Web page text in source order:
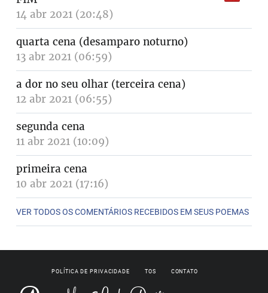
14 abr 2021 (20:48)
quarta cena (desamparo noturno)
13 abr 2021 (06:59)
a dor no seu olhar (terceira cena)
12 abr 2021 (06:55)
segunda cena
11 abr 2021 (10:09)
primeira cena
10 abr 2021 (17:16)
VER TODOS OS COMENTÁRIOS RECEBIDOS EM SEUS POEMAS
POLÍTICA DE PRIVACIDADE TOS CONTATO